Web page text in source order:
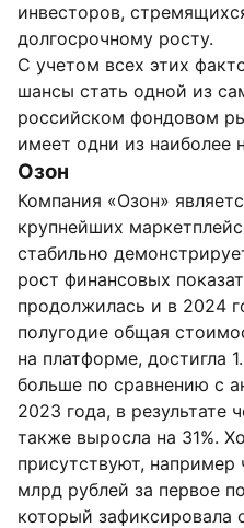
инвесторов,
долгосрочному росту.
С учетом всех этих
шансы стать одной из
российском фондовом
имеет одни из наиболее
Озон
Компания «Озон»
крупнейших
стабильно
рост финансовых
продолжилась и в 2024
полугодие общая
на платформе, достигла
больше по сравнению с
2023 года, в результате
также выросла на 31%.
присутствуют,
млрд рублей за первое
который зафиксировала